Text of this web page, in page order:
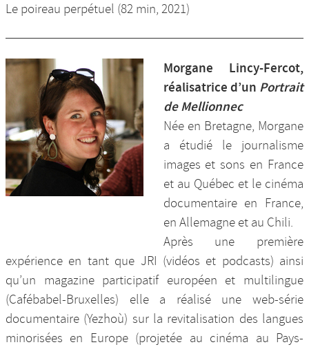
Le poireau perpétuel (82 min, 2021)
Morgane Lincy-Fercot,
réalisatrice d’un Portrait
de Mellionnec
Née en Bretagne, Morgane
a étudié le journalisme
images et sons en France
et au Québec et le cinéma
documentaire en France,
en Allemagne et au Chili.
Après une première
expérience en tant que JRI (vidéos et podcasts) ainsi
qu’un magazine participatif européen et multilingue
(Cafébabel-Bruxelles) elle a réalisé une web-série
documentaire (Yezhoù) sur la revitalisation des langues
minorisées en Europe (projetée au cinéma au Pays-